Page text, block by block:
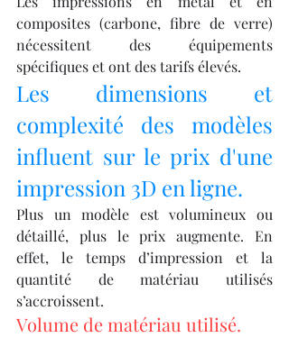
composites (carbone, fibre de verre)
nécessitent des équipements
spécifiques et ont des tarifs élevés.
Les dimensions et
complexité des modèles
influent sur le prix d'une
impression 3D en ligne.
Plus un modèle est volumineux ou
détaillé, plus le prix augmente. En
effet, le temps d’impression et la
quantité de matériau utilisés
s’accroissent.
Volume de matériau utilisé.